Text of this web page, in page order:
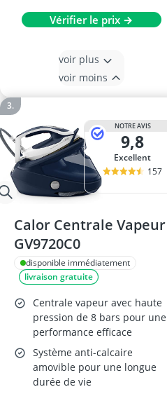
Vérifier le prix →
voir plus
voir moins
NOTRE AVIS
9,8
Excellent
157
Calor Centrale Vapeur
GV9720C0
disponible immédiatement
livraison gratuite
Centrale vapeur avec haute
pression de 8 bars pour une
performance efficace
Système anti-calcaire
amovible pour une longue
durée de vie